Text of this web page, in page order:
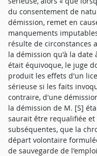
du consentement de
démission, remet en
manquements
résulte de circonstances
la démission qu'à la date
était équivoque, le juge
produit les effets d'un
sérieuse si les faits
contraire, d'une
la démission de M. [S]
saurait être requalifiée et
subséquentes, que la
départ volontaire
de sauvegarde de